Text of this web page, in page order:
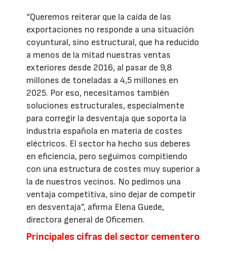
“Queremos reiterar que la caída de las
exportaciones no responde a una situación
coyuntural, sino estructural, que ha reducido
a menos de la mitad nuestras ventas
exteriores desde 2016, al pasar de 9,8
millones de toneladas a 4,5 millones en
2025. Por eso, necesitamos también
soluciones estructurales, especialmente
para corregir la desventaja que soporta la
industria española en materia de costes
eléctricos. El sector ha hecho sus deberes
en eficiencia, pero seguimos compitiendo
con una estructura de costes muy superior a
la de nuestros vecinos. No pedimos una
ventaja competitiva, sino dejar de competir
en desventaja”, afirma Elena Guede,
directora general de Oficemen.
Principales cifras del sector cementero